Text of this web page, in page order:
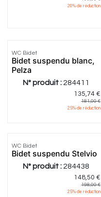
20% de réduction
WC Bidet
Bidet suspendu blanc,
Pelza
N° produit : 284411
135,74€
181,00€
25% de réduction
WC Bidet
Bidet suspendu Stelvio
N° produit : 284438
148,50 €
198,00€
25% de réduction